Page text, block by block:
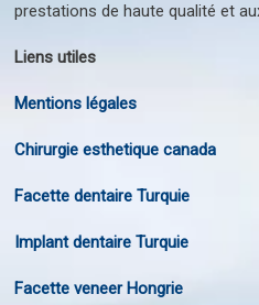
prestations de haute qualité et
Liens utiles
Mentions légales
Chirurgie esthetique canada
Facette dentaire Turquie
Implant dentaire Turquie
Facette veneer Hongrie